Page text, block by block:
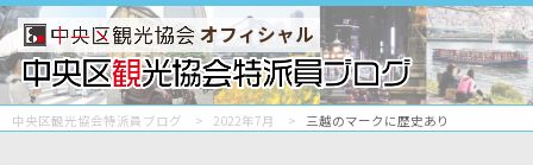
オフィシャル
中央区観光協会特派員ブログ 2022年7月 三越のマークに歴史あり